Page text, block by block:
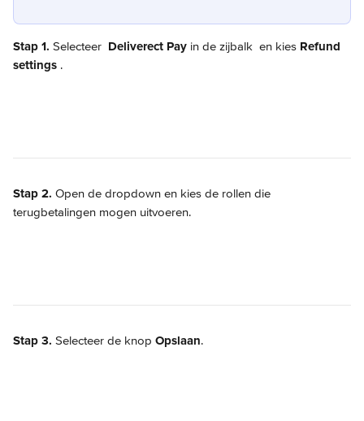
Stap 1. Selecteer Deliverect Pay in de zijbalk en kies Refund
settings .
Stap 2. Open de dropdown en kies de rollen die
terugbetalingen mogen uitvoeren.
Stap 3. Selecteer de knop Opslaan.